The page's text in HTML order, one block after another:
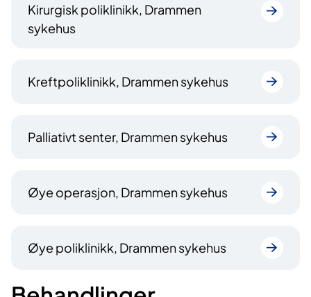
Kirurgisk poliklinikk, Drammen
sykehus
Kreftpoliklinikk, Drammen sykehus
Palliativt senter, Drammen sykehus
Øye operasjon, Drammen sykehus
Øye poliklinikk, Drammen sykehus